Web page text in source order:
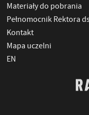
Materiały do pobrania
Pełnomocnik Rektora
Kontakt
Mapa uczelni
EN